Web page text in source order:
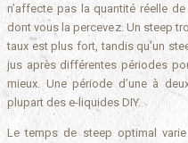
n’affecte pas la quantité réelle
dont vous la percevez. Un steep
taux est plus fort, tandis qu’un
jus après différentes périodes
mieux. Une période d’une à
plupart des e-liquides DIY.
Le temps de steep optimal